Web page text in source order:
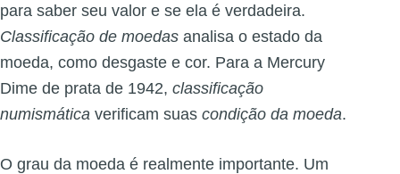
para saber seu valor e se ela é verdadeira.
Classificação de moedas analisa o estado da
moeda, como desgaste e cor. Para a Mercury
Dime de prata de 1942, classificação
numismática verificam suas condição da moeda.
O grau da moeda é realmente importante. Um